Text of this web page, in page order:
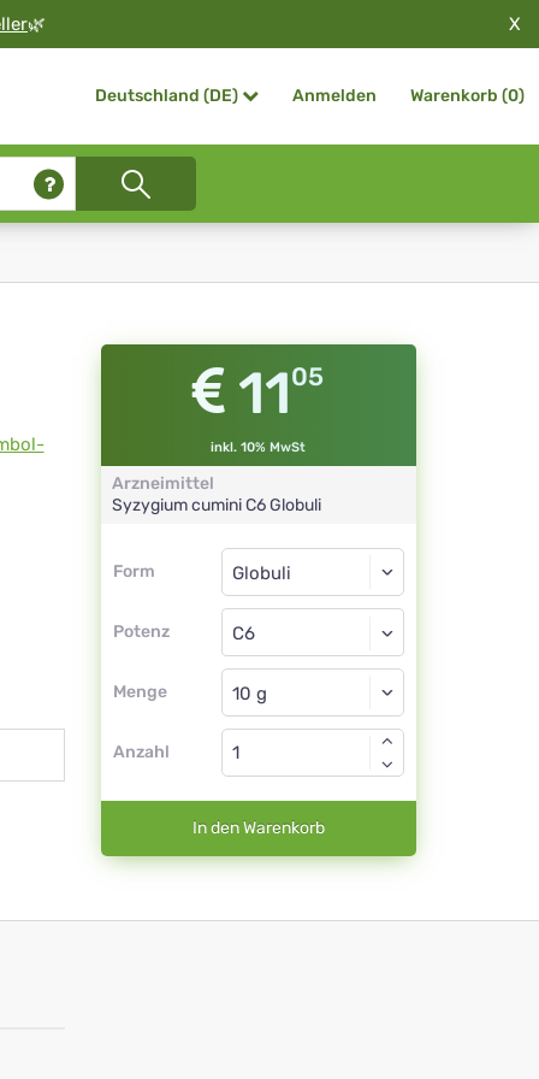
🌿 X
Deutschland (DE) Anmelden Warenkorb (0)
1105
inkl. 10% MwSt
Arzneimittel
Syzygium cuminiC6 Globuli
Form
Form
Potenz
Globuli
C6
Menge
Globuli
Anzahl
In den Warenkorb